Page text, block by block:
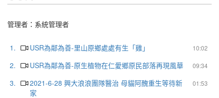
管理者： 系統管理者
1. 10:02
USR為鄰為善-里山原鄉處處有生「雞」
2.
09:34
USR為鄰為善-原生植物在仁愛鄉原民部落再現風華
3.
01:53
2021-6-28 興大浪浪團隊醫治 母貓阿醜重生等待新
家